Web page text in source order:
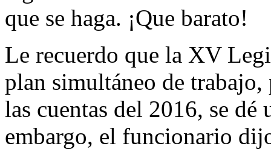
que se haga. ¡Que barato!
Le recuerdo que la XV
plan simultáneo de trabajo,
las cuentas del 2016, se
embargo, el funcionario